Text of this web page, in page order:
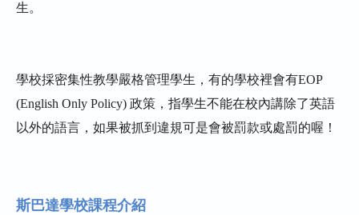
生。
學校採密集性教學嚴格管理學生，有的學校裡會有EOP
(English Only Policy) 政策，指學生不能在校內講除了英語
以外的語言，如果被抓到違規可是會被罰款或處罰的喔！
斯巴達學校課程介紹